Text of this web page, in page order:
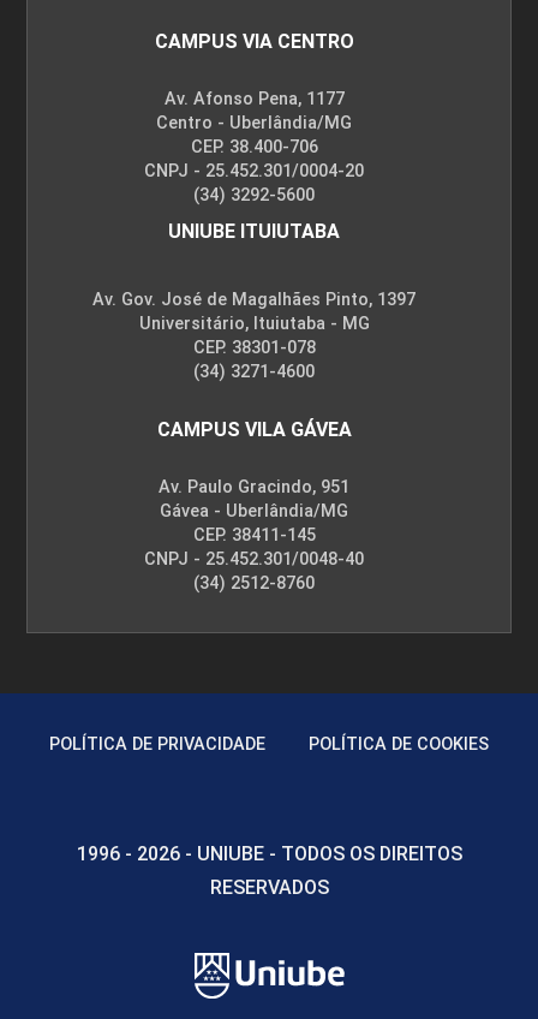
CAMPUS VIA CENTRO
Av. Afonso Pena, 1177
Centro - Uberlândia/MG
CEP. 38.400-706
CNPJ - 25.452.301/0004-20
(34) 3292-5600
UNIUBE ITUIUTABA
Av. Gov. José de Magalhães Pinto, 1397
Universitário, Ituiutaba - MG
CEP. 38301-078
(34) 3271-4600
CAMPUS VILA GÁVEA
Av. Paulo Gracindo, 951
Gávea - Uberlândia/MG
CEP. 38411-145
CNPJ - 25.452.301/0048-40
(34) 2512-8760
POLÍTICA DE PRIVACIDADE POLÍTICA DE COOKIES
1996 - 2026 - UNIUBE - TODOS OS DIREITOS
RESERVADOS